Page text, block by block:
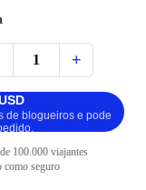
1 +
de blogueiros e pode
100.000 viajantes
como seguro